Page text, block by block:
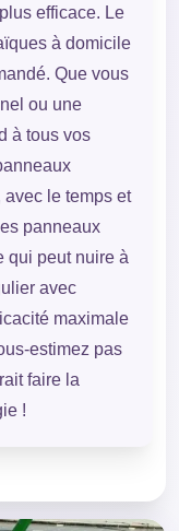
efficace. Le
à domicile
Que vous
ou une
à tous vos
le temps et
panneaux
qui peut nuire à
avec
maximale
estimez pas
faire la
!